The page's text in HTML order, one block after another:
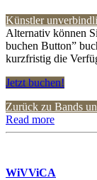
Künstler
Alternativ können
buchen Button”
kurzfristig die
Jetzt buchen!
Zurück zu Bands
Read more
WiVViCA